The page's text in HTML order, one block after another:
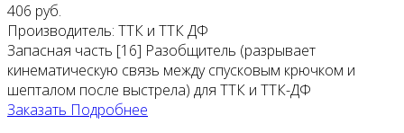
406 руб.
Производитель: ТТК и ТТК ДФ
Запасная часть [16] Разобщитель (разрывает
кинематическую связь между спусковым крючком и
шепталом после выстрела) для ТТК и ТТК-ДФ
Заказать Подробнее